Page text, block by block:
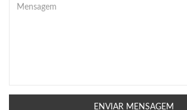
ENVIAR MENSAGEM